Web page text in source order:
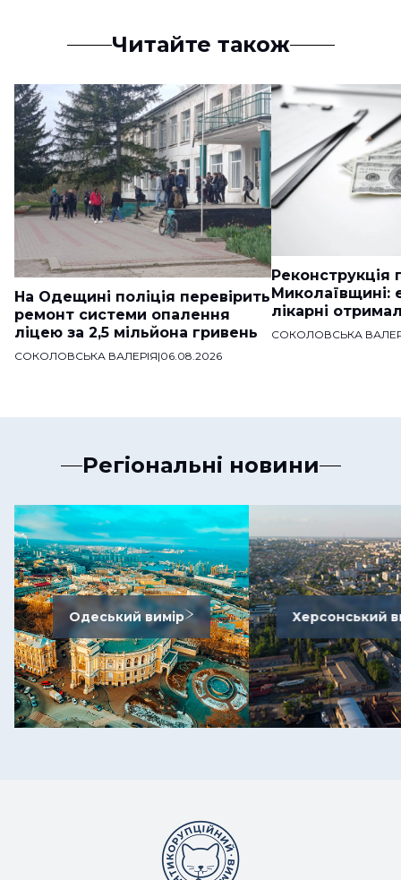
Читайте також
На Одещині поліція перевірить
ремонт системи опалення
ліцею за 2,5 мільйона гривень
СОКОЛОВСЬКА ВАЛЕРІЯ|06.08.2026
Реконструкція
Миколаївщині:
лікарні
СОКОЛОВСЬКА
Регіональні новини
Одеський вимір Херсонський